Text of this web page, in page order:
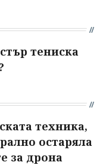
тениска
техника,
остаряла
за дрона